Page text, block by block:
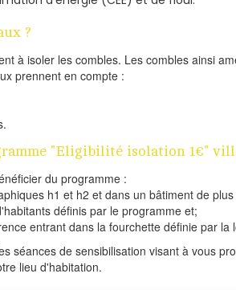
?
à isoler les combles. Les combles ainsi
prennent en compte :
"Eligibilité isolation 1€"
du programme :
h1 et h2 et dans un bâtiment de
définis par le programme et;
entrant dans la fourchette définie par la
séances de sensibilisation visant à vous
lieu d'habitation.